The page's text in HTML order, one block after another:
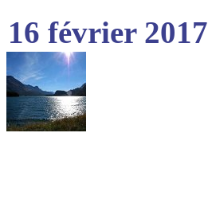
16 février 2017